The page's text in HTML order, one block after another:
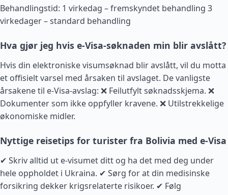
Behandlingstid: 1 virkedag – fremskyndet behandling 3
virkedager – standard behandling
Hva gjør jeg hvis e-Visa-søknaden min blir avslått?
Hvis din elektroniske visumsøknad blir avslått, vil du motta
et offisielt varsel med årsaken til avslaget. De vanligste
årsakene til e-Visa-avslag: ❌ Feilutfylt søknadsskjema. ❌
Dokumenter som ikke oppfyller kravene. ❌ Utilstrekkelige
økonomiske midler.
Nyttige reisetips for turister fra Bolivia med e-Visa
✔ Skriv alltid ut e-visumet ditt og ha det med deg under
hele oppholdet i Ukraina. ✔ Sørg for at din medisinske
forsikring dekker krigsrelaterte risikoer. ✔ Følg